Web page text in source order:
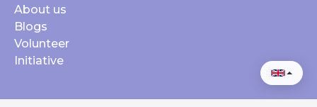
About us
Blogs
Volunteer
Initiative